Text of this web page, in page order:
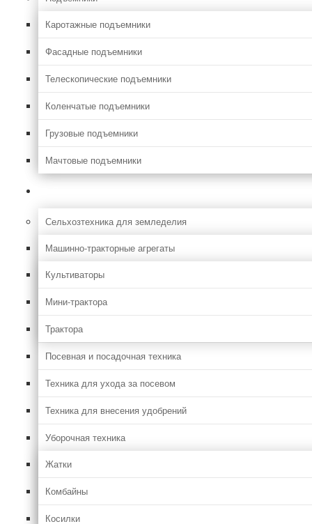
Каротажные подъемники
Фасадные подъемники
Телескопические подъемники
Коленчатые подъемники
Грузовые подъемники
Мачтовые подъемники
Сельхозтехника для земледелия
Машинно-тракторные агрегаты
Культиваторы
Мини-трактора
Трактора
Посевная и посадочная техника
Техника для ухода за посевом
Техника для внесения удобрений
Уборочная техника
Жатки
Комбайны
Косилки